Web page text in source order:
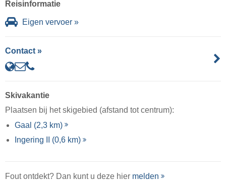
Reisinformatie
Eigen vervoer »
Contact »
Skivakantie
Plaatsen bij het skigebied (afstand tot centrum):
Gaal (2,3 km)
Ingering II (0,6 km)
Fout ontdekt? Dan kunt u deze hier melden